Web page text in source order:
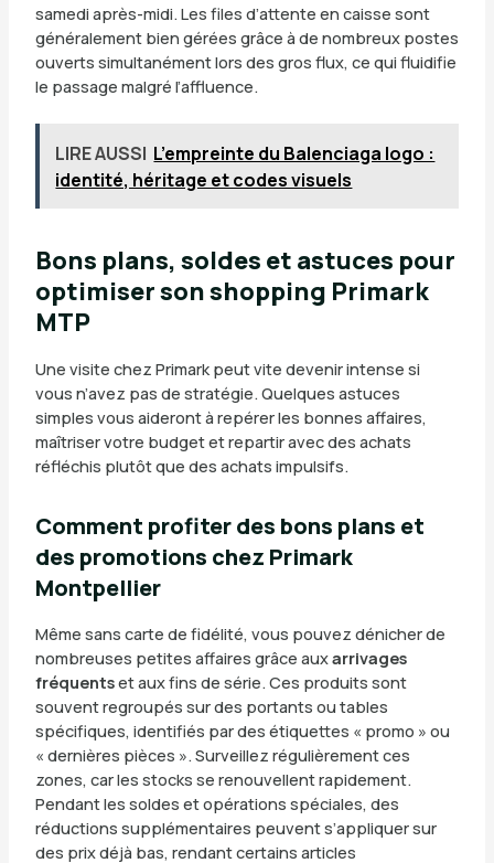
samedi après-midi. Les files d’attente en caisse sont
généralement bien gérées grâce à de nombreux postes
ouverts simultanément lors des gros flux, ce qui fluidifie
le passage malgré l’affluence.
LIRE AUSSI L’empreinte du Balenciaga logo :
identité, héritage et codes visuels
Bons plans, soldes et astuces pour
optimiser son shopping Primark
MTP
Une visite chez Primark peut vite devenir intense si
vous n’avez pas de stratégie. Quelques astuces
simples vous aideront à repérer les bonnes affaires,
maîtriser votre budget et repartir avec des achats
réfléchis plutôt que des achats impulsifs.
Comment profiter des bons plans et
des promotions chez Primark
Montpellier
Même sans carte de fidélité, vous pouvez dénicher de
nombreuses petites affaires grâce auxarrivages
fréquentset aux fins de série. Ces produits sont
souvent regroupés sur des portants ou tables
spécifiques, identifiés par des étiquettes « promo » ou
« dernières pièces ». Surveillez régulièrement ces
zones, car les stocks se renouvellent rapidement.
Pendant les soldes et opérations spéciales, des
réductions supplémentaires peuvent s’appliquer sur
des prix déjà bas, rendant certains articles